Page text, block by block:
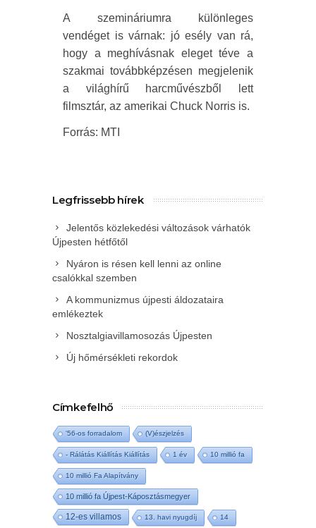
A szemináriumra különleges
vendéget is várnak: jó esély van rá,
hogy a meghívásnak eleget téve a
szakmai továbbképzésen megjelenik
a világhírű harcművészből lett
filmsztár, az amerikai Chuck Norris is.
Forrás: MTI
Legfrissebb hírek
Jelentős közlekedési változások várhatók
Újpesten hétfőtől
Nyáron is résen kell lenni az online
csalókkal szemben
A kommunizmus újpesti áldozataira
emlékeztek
Nosztalgiavillamosozás Újpesten
Új hőmérsékleti rekordok
Címkefelhő
'56-os forradalom (V)észjelzés
- Rálátás Kiállítás Kiállítás 1 év 10 millió fa
10 millió Fa Alapítvány
10 millió fa Újpest-Káposztásmegyer
12-es villamos 13. havi nyugdíj 14